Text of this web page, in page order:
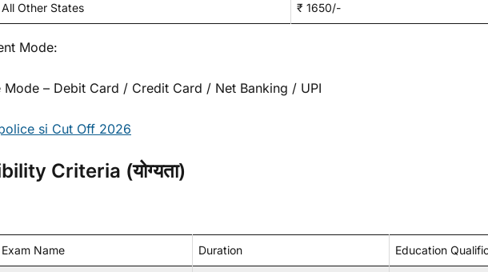
All Other States ₹ 1650/-
Mode:
Mode – Debit Card / Credit Card / Net Banking / UPI
si Cut Off 2026
Criteria (योग्यता)
Exam Name Duration Education